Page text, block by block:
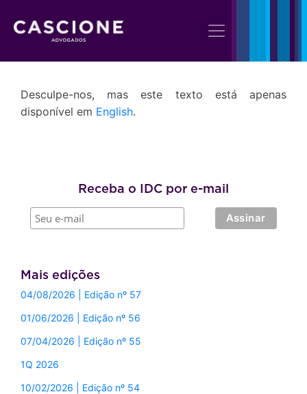
Desculpe-nos, mas este texto está apenas
disponível em English.
Receba o IDC por e-mail
Mais edições
04/08/2026 | Edição nº 57
01/06/2026 | Edição nº 56
07/04/2026 | Edição nº 55
1Q 2026
10/02/2026 | Edição nº 54